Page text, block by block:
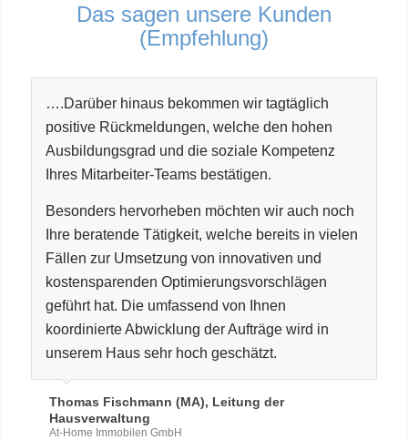
Das sagen unsere Kunden
(Empfehlung)
….Darüber hinaus bekommen wir tagtäglich
positive Rückmeldungen, welche den hohen
Ausbildungsgrad und die soziale Kompetenz
Ihres Mitarbeiter-Teams bestätigen.
Besonders hervorheben möchten wir auch noch
Ihre beratende Tätigkeit, welche bereits in vielen
Fällen zur Umsetzung von innovativen und
kostensparenden Optimierungsvorschlägen
geführt hat. Die umfassend von Ihnen
koordinierte Abwicklung der Aufträge wird in
unserem Haus sehr hoch geschätzt.
Thomas Fischmann (MA), Leitung der
Hausverwaltung
At-Home Immobilen GmbH